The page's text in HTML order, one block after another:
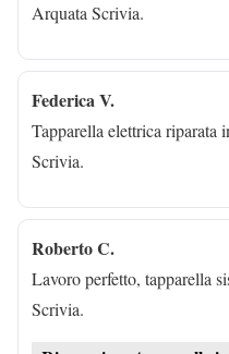
Arquata Scrivia.
Federica V.
Tapparella elettrica riparata
Scrivia.
Roberto C.
Lavoro perfetto, tapparella
Scrivia.